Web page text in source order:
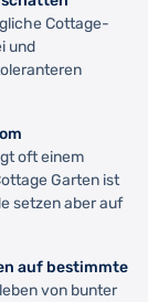
Cottage-
und
oft einem
Garten ist
setzen aber auf
auf bestimmte
von bunter